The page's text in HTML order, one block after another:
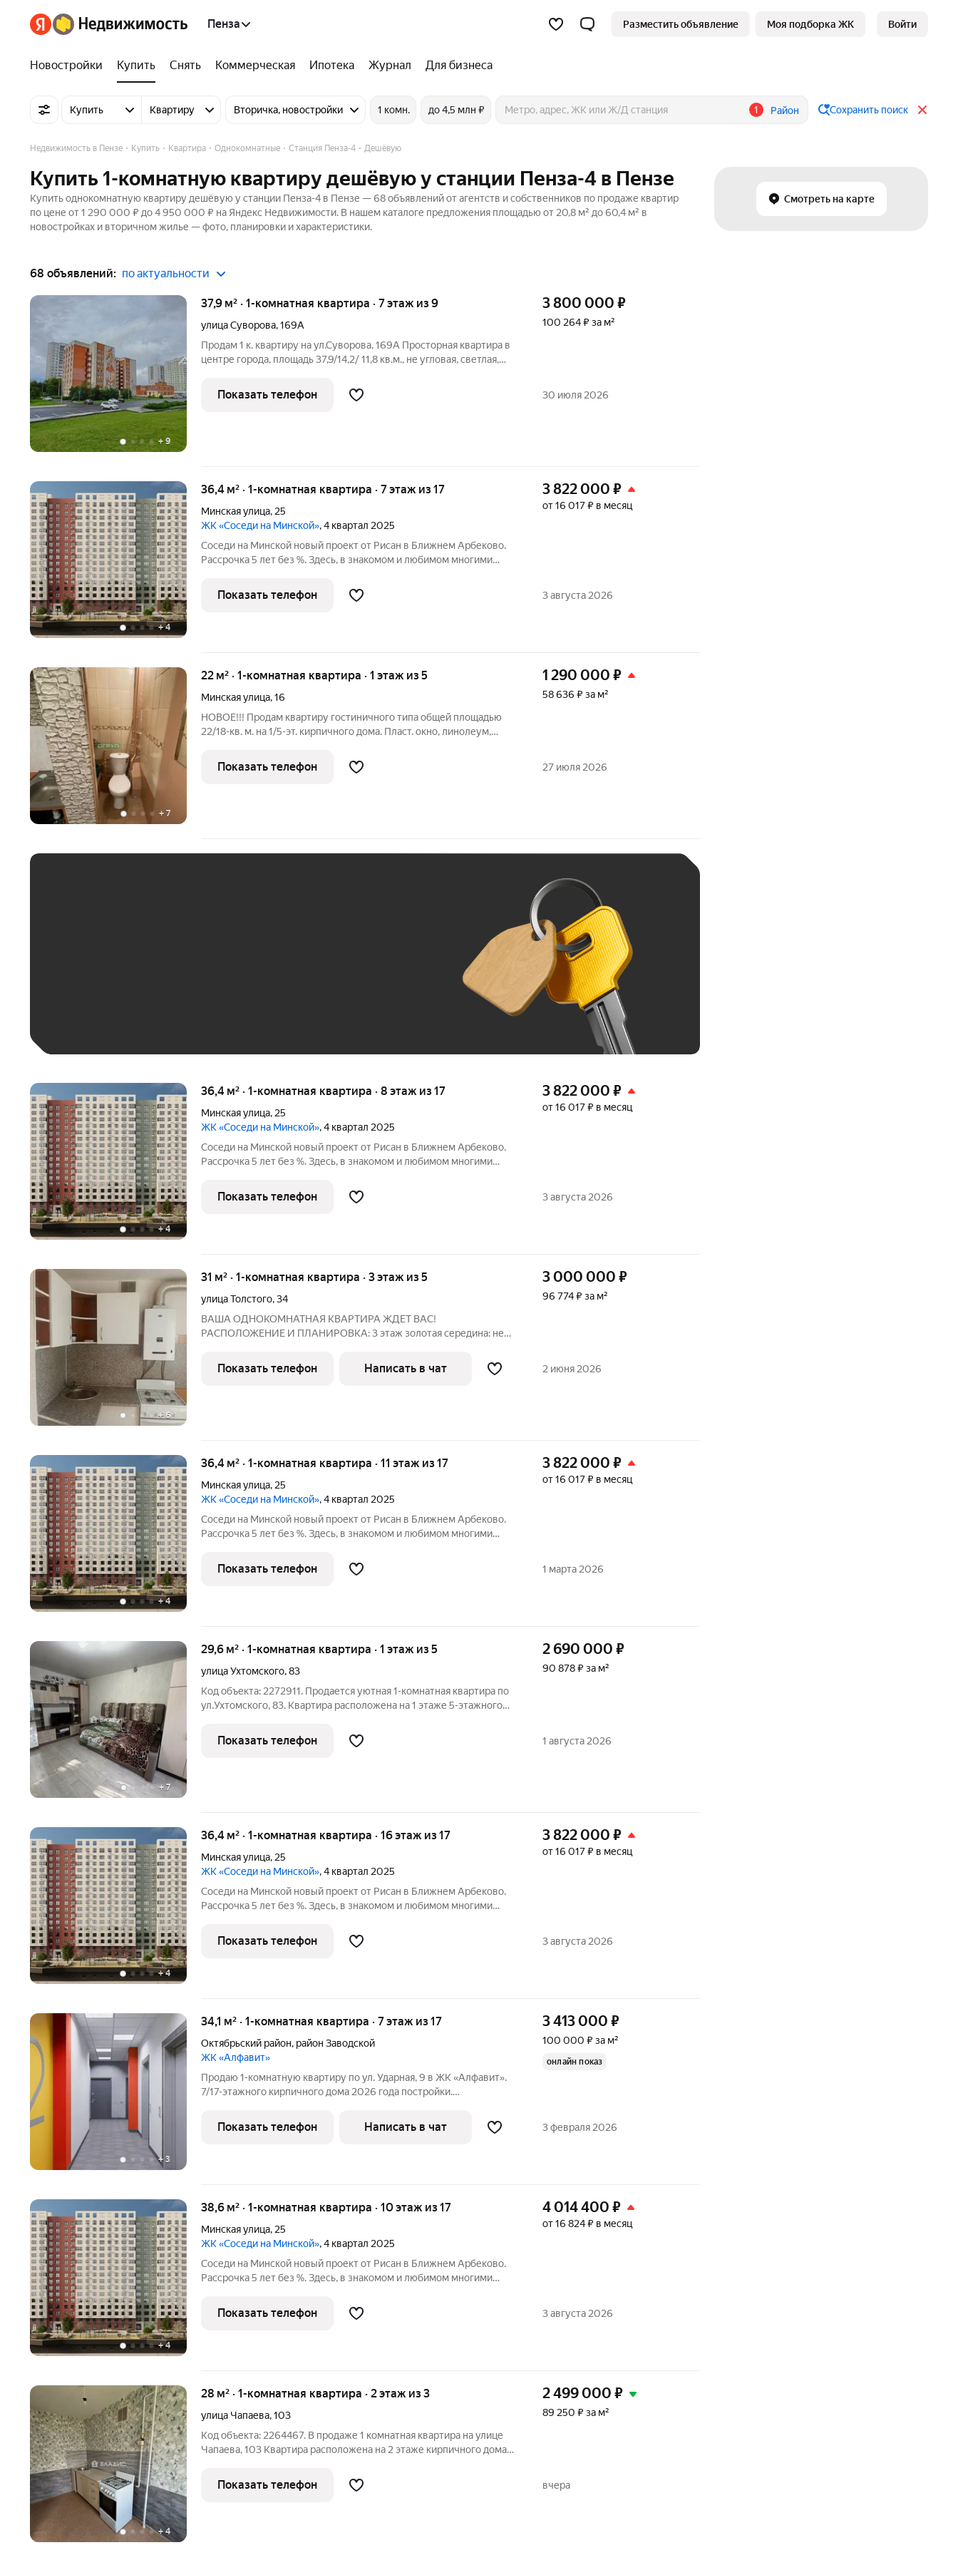
Пенза Разместить объявление Моя подборка ЖК Войти
Новостройки Купить Снять Коммерческая Ипотека Журнал Для бизнеса
Купить Квартиру Вторичка, новостройки 1 комн. до 4,5 млн ₽ 1 Район Сохранить поиск
Смотреть на карте
Недвижимость в Пензе Купить Квартира Однокомнатные Станция Пенза-4 Дешёвую
Купить 1-комнатную квартиру дешёвую у станции Пенза-4 в Пензе
Купить однокомнатную квартиру дешёвую у станции Пенза-4 в Пензе — 68 объявлений от агентств и собственников по продаже квартир
по цене от 1 290 000 ₽ до 4 950 000 ₽ на Яндекс Недвижимости. В нашем каталоге предложения площадью от 20,8 м² до 60,4 м² в
новостройках и вторичном жилье — фото, планировки и характеристики.
68 объявлений: по актуальности
+9
37,9 м² · 1-комнатная квартира · 7 этаж из 9
улица Суворова,169А
Продам 1 к. квартиру на ул.Суворова, 169А Просторная квартира в
центре города, площадь 37,9/14,2/ 11,8 кв.м., не угловая, светлая,
мет. входная дверь, в коридоре гардеробная, пол в
3 800 000 ₽
100 264 ₽ за м²
Показать телефон 30 июля 2026
+4
36,4 м² · 1-комнатная квартира · 7 этаж из 17
Минская улица, 25
ЖК «Соседи на Минской», 4 квартал 2025
Соседи на Минской новый проект от Рисан в Ближнем Арбеково.
Рассрочка 5 лет без %. Здесь, в знакомом и любимом многими
класса с подземным паркингом. От квартала Соседи на Минской
легко добраться
3 822 000 ₽
от 16 017 ₽ в месяц
Показать телефон 3 августа 2026
+ 7
22 м² · 1-комнатная квартира · 1 этаж из 5
Минская улица,16
НОВОЕ!!! Продам квартиру гостиничного типа общей площадью
22/18-кв. м. на 1/5-эт. кирпичного дома. Пласт. окно, линолеум,
не ванная, унитаз), трубы поменяны, электропроводка новая, мет.
1 290 000 ₽
58 636 ₽ за м²
Показать телефон 27 июля 2026
+4
36,4 м² · 1-комнатная квартира · 8 этаж из 17
Минская улица, 25
ЖК «Соседи на Минской», 4 квартал 2025
Соседи на Минской новый проект от Рисан в Ближнем Арбеково.
Рассрочка 5 лет без %. Здесь, в знакомом и любимом многими
класса с подземным паркингом. От квартала Соседи на Минской
легко добраться
3 822 000 ₽
от 16 017 ₽ в месяц
Показать телефон 3 августа 2026
+ 6
31 м² · 1-комнатная квартира · 3 этаж из 5
улица Толстого,34
ВАША ОДНОКОМНАТНАЯ КВАРТИРА ЖДЕТ ВАС!
РАСПОЛОЖЕНИЕ И ПЛАНИРОВКА: 3 этаж золотая середина: нет
сохраняет тепло и уют Просторная комната 17 м идеально для
создания комфортной зоны отдыха
3 000 000 ₽
96 774 ₽ за м²
Показать телефон Написать в чат 2 июня 2026
+4
36,4 м² · 1-комнатная квартира · 11 этаж из 17
Минская улица, 25
ЖК «Соседи на Минской», 4 квартал 2025
Соседи на Минской новый проект от Рисан в Ближнем Арбеково.
Рассрочка 5 лет без %. Здесь, в знакомом и любимом многими
класса с подземным паркингом. От квартала Соседи на Минской
легко добраться
3 822 000 ₽
от 16 017 ₽ в месяц
Показать телефон 1 марта 2026
+7
29,6 м² · 1-комнатная квартира · 1 этаж из 5
улица Ухтомского,83
Код объекта: 2272911. Продается уютная 1-комнатная квартира по
ул.Ухтомского, 83. Квартира расположена на 1 этаже 5-этажного
Характеристики квартиры: Общая площадь: 29,6 кв.м. Жилая
площадь: 16,6 кв.м.
2 690 000 ₽
90 878 ₽ за м²
Показать телефон 1 августа 2026
+4
36,4 м² · 1-комнатная квартира · 16 этаж из 17
Минская улица, 25
ЖК «Соседи на Минской», 4 квартал 2025
Соседи на Минской новый проект от Рисан в Ближнем Арбеково.
Рассрочка 5 лет без %. Здесь, в знакомом и любимом многими
класса с подземным паркингом. От квартала Соседи на Минской
легко добраться
3 822 000 ₽
от 16 017 ₽ в месяц
Показать телефон 3 августа 2026
+ 3
34,1 м² · 1-комнатная квартира · 7 этаж из 17
Октябрьский район, район Заводской
ЖК «Алфавит»
Продаю 1-комнатную квартиру по ул. Ударная, 9 в ЖК «Алфавит».
7/17-этажного кирпичного дома 2026 года постройки.
Отличный вид из окон. Выполнена качественная черновая
отделка: стяжка пола,
3 413 000 ₽
100 000 ₽ за м²
онлайн показ
Показать телефон Написать в чат 3 февраля 2026
+4
38,6 м² · 1-комнатная квартира · 10 этаж из 17
Минская улица, 25
ЖК «Соседи на Минской», 4 квартал 2025
Соседи на Минской новый проект от Рисан в Ближнем Арбеково.
Рассрочка 5 лет без %. Здесь, в знакомом и любимом многими
класса с подземным паркингом. От квартала Соседи на Минской
легко добраться
4 014 400 ₽
от 16 824 ₽ в месяц
Показать телефон 3 августа 2026
+ 4
28 м² · 1-комнатная квартира · 2 этаж из 3
улица Чапаева,103
Код объекта: 2264467. В продаже 1 комнатная квартира на улице
Чапаева, 103 Квартира расположена на 2 этаже кирпичного дома
кухня - 8 кв.м Квартира не угловая, теплая. Все в шаговой
2 499 000 ₽
89 250 ₽ за м²
Показать телефон вчера